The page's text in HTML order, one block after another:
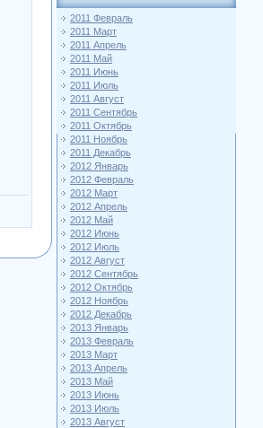
2011 Февраль
2011 Март
2011 Апрель
2011 Май
2011 Июнь
2011 Июль
2011 Август
2011 Сентябрь
2011 Октябрь
2011 Ноябрь
2011 Декабрь
2012 Январь
2012 Февраль
2012 Март
2012 Апрель
2012 Май
2012 Июнь
2012 Июль
2012 Август
2012 Сентябрь
2012 Октябрь
2012 Ноябрь
2012 Декабрь
2013 Январь
2013 Февраль
2013 Март
2013 Апрель
2013 Май
2013 Июнь
2013 Июль
2013 Август